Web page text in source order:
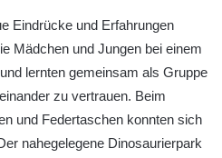
Eindrücke und Erfahrungen
Mädchen und Jungen bei einem
lernten gemeinsam als Gruppe
zu vertrauen. Beim
und Federtaschen konnten sich
nahegelegene Dinosaurierpark